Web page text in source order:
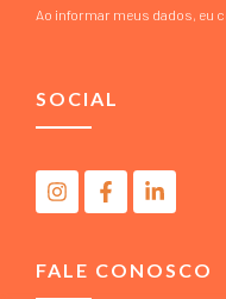
Ao informar meus dados, eu
SOCIAL
FALE CONOSCO